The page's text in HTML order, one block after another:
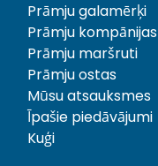
Prāmju galamērķi
Prāmju kompānijas
Prāmju maršruti
Prāmju ostas
Mūsu atsauksmes
Īpašie piedāvājumi
Kuģi